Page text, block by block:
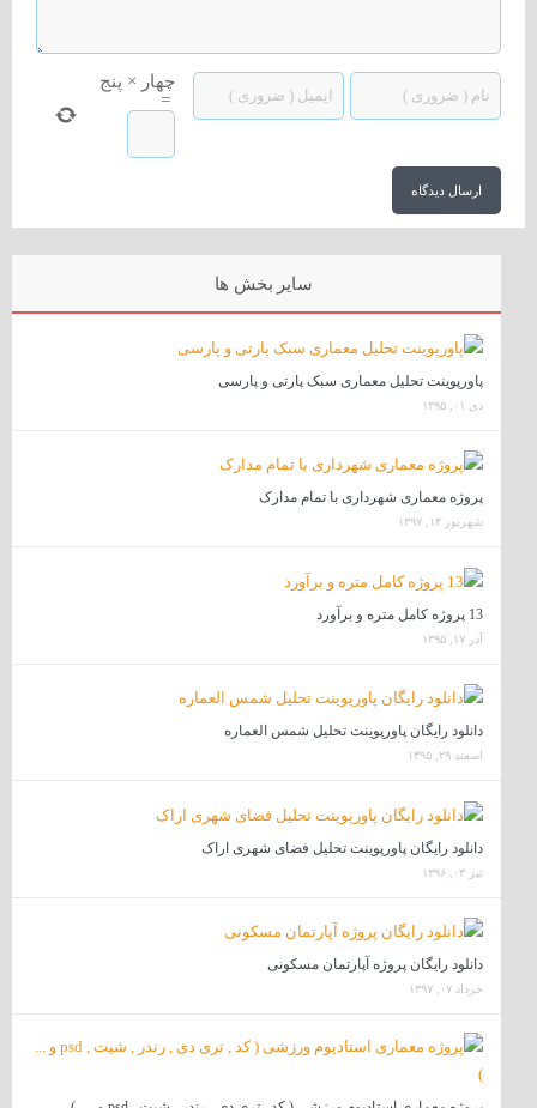
چهار × پنج
=
سایر بخش ها
پاورپوینت تحلیل معماری سبک پارتی و پارسی
دی ۰۱, ۱۳۹۵
پروژه معماری شهرداری با تمام مدارک
شهریور ۱۴, ۱۳۹۷
13 پروژه کامل متره و برآورد
آذر ۱۷, ۱۳۹۵
دانلود رایگان پاورپوینت تحلیل شمس العماره
اسفند ۲۹, ۱۳۹۵
دانلود رایگان پاورپوینت تحلیل فضای شهری اراک
تیر ۰۳, ۱۳۹۶
دانلود رایگان پروژه آپارتمان مسکونی
خرداد ۰۷, ۱۳۹۷